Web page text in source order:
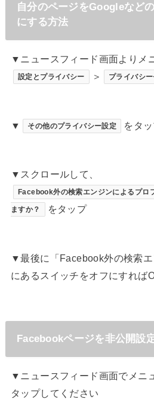
自分のページをGoogleなど
にする方法
▼ニュースフィード画面よりメ
設定とプライバシー ＞ プライバシ
▼ その他のプライバシー設定 をタ
▼スクロールして、
Facebook外の検索エンジンによるプロ
ますか？ をタップ
▼最後に「Facebook外の検索
にあるスイッチをオフにすれば
Facebookページを非公開設
▼ニュースフィード画面でメニ
タップしてください